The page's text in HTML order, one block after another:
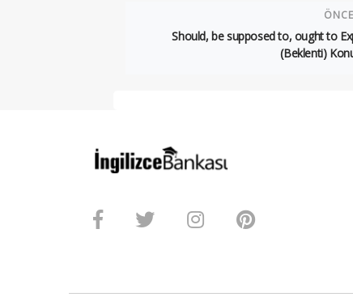
Should, be supposed to, ought to
(Beklenti)